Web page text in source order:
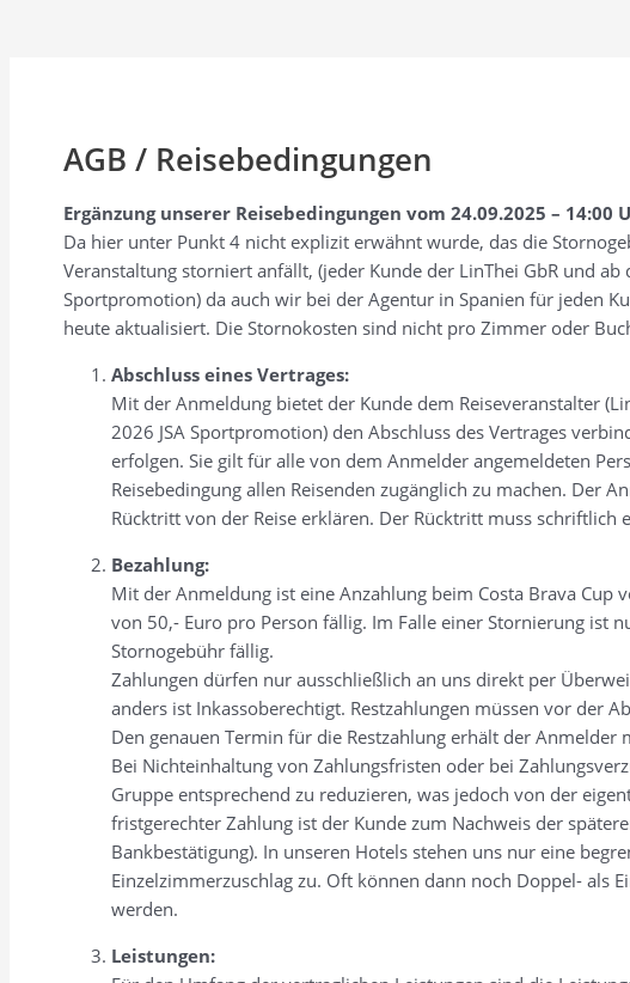
AGB / Reisebedingungen
Ergänzung unserer Reisebedingungen vom 24.09.2025 – 14:00
Da hier unter Punkt 4 nicht explizit erwähnt wurde, das die
Veranstaltung storniert anfällt, (jeder Kunde der LinThei GbR und ab
Sportpromotion) da auch wir bei der Agentur in Spanien für jeden
heute aktualisiert. Die Stornokosten sind nicht pro Zimmer oder
Abschluss eines Vertrages:
Mit der Anmeldung bietet der Kunde dem Reiseveranstalter
2026 JSA Sportpromotion) den Abschluss des Vertrages
erfolgen. Sie gilt für alle von dem Anmelder angemeldeten
Reisebedingung allen Reisenden zugänglich zu machen. Der
Rücktritt von der Reise erklären. Der Rücktritt muss schriftlich
Bezahlung:
Mit der Anmeldung ist eine Anzahlung beim Costa Brava Cup
von 50,- Euro pro Person fällig. Im Falle einer Stornierung ist
Stornogebühr fällig.
Zahlungen dürfen nur ausschließlich an uns direkt per
anders ist Inkassoberechtigt. Restzahlungen müssen vor der
Den genauen Termin für die Restzahlung erhält der Anmelder
Bei Nichteinhaltung von Zahlungsfristen oder bei
Gruppe entsprechend zu reduzieren, was jedoch von der
fristgerechter Zahlung ist der Kunde zum Nachweis der
Bankbestätigung). In unseren Hotels stehen uns nur eine
Einzelzimmerzuschlag zu. Oft können dann noch Doppel- als
werden.
Leistungen: